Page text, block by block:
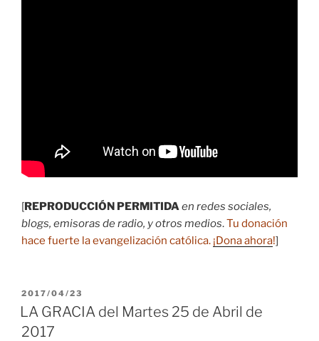
[REPRODUCCIÓN PERMITIDAen redes sociales,
blogs, emisoras de radio, y otros medios.Tu donación
hace fuerte la evangelización católica. ¡Dona ahora!]
PUBLICADO
EL
2017/04/23
LA GRACIA del Martes 25 de Abril de
2017